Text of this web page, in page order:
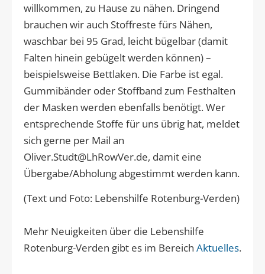
willkommen, zu Hause zu nähen. Dringend
brauchen wir auch Stoffreste fürs Nähen,
waschbar bei 95 Grad, leicht bügelbar (damit
Falten hinein gebügelt werden können) –
beispielsweise Bettlaken. Die Farbe ist egal.
Gummibänder oder Stoffband zum Festhalten
der Masken werden ebenfalls benötigt. Wer
entsprechende Stoffe für uns übrig hat, meldet
sich gerne per Mail an
Oliver.Studt@LhRowVer.de, damit eine
Übergabe/Abholung abgestimmt werden kann.
(Text und Foto: Lebenshilfe Rotenburg-Verden)
Mehr Neuigkeiten über die Lebenshilfe
Rotenburg-Verden gibt es im Bereich Aktuelles.